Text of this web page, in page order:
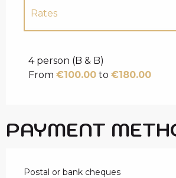
Rates
4 person (B & B)
From €100.00 to €180.00
PAYMENT
Postal or bank cheques